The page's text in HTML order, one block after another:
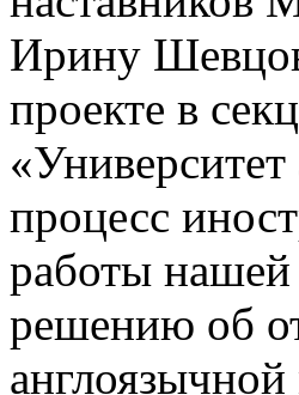
Ирину
проекте в
«Университет
процесс
работы
решению об